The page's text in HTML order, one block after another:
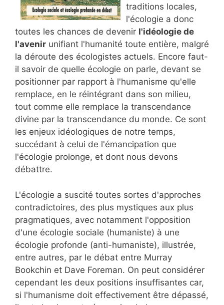
traditions locales,
l'écologie a donc
toutes les chances de devenir l'idéologie de
l'avenir unifiant l'humanité toute entière, malgré
la déroute des écologistes actuels. Encore faut-
il savoir de quelle écologie on parle, devant se
positionner par rapport à l'humanisme qu'elle
remplace, en le réintégrant dans son milieu,
tout comme elle remplace la transcendance
divine par la transcendance du monde. Ce sont
les enjeux idéologiques de notre temps,
succédant à celui de l'émancipation que
l'écologie prolonge, et dont nous devons
débattre.
L'écologie a suscité toutes sortes d'approches
contradictoires, des plus mystiques aux plus
pragmatiques, avec notamment l'opposition
d'une écologie sociale (humaniste) à une
écologie profonde (anti-humaniste), illustrée,
entre autres, par le débat entre Murray
Bookchin et Dave Foreman. On peut considérer
cependant les deux positions insuffisantes car,
si l'humanisme doit effectivement être dépassé,